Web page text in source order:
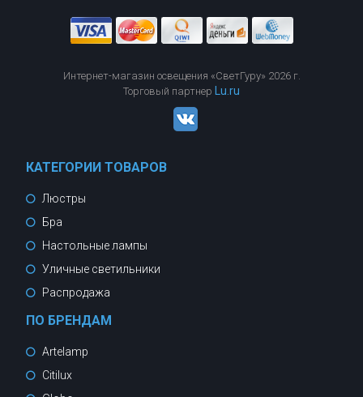
Интернет-магазин освещения «СветГуру» 2026 г.
Торговый партнер Lu.ru
КАТЕГОРИИ ТОВАРОВ
Люстры
Бра
Настольные лампы
Уличные светильники
Распродажа
ПО БРЕНДАМ
Artelamp
Citilux